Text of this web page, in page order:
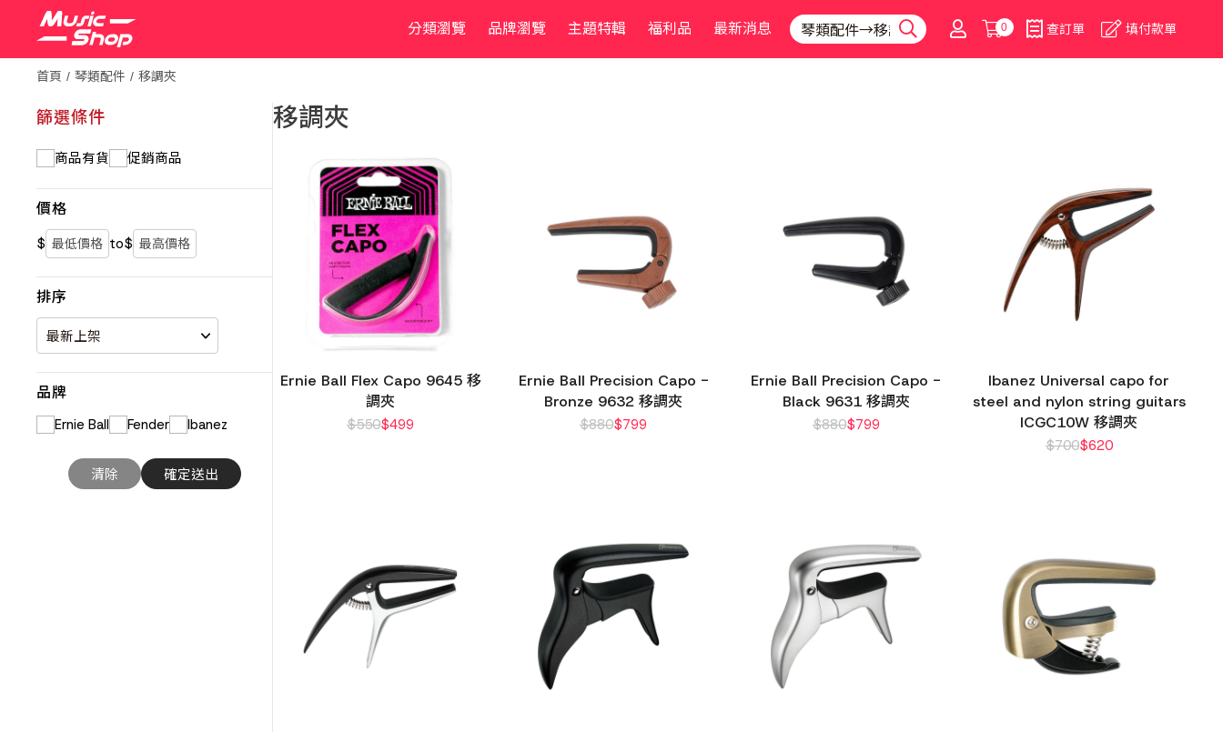
分類瀏覽 品牌瀏覽 主題特輯 福利品 最新消息 0 查訂單 填付款單
首頁 琴類配件 移調夾
篩選條件
商品有貨 促銷商品
價格
$ to$
排序
品牌
Ernie Ball Fender Ibanez
移調夾
Ernie Ball Flex Capo 9645 移
調夾
$550$499
Ernie Ball Precision Capo -
Bronze 9632 移調夾
$880$799
Ernie Ball Precision Capo -
Black 9631 移調夾
$880$799
Ibanez Universal capo for
steel and nylon string guitars
ICGC10W 移調夾
$700$620